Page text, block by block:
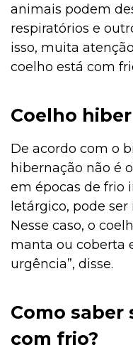
animais podem
respiratórios e
isso, muita
coelho está com
Coelho
De acordo com o
hibernação não é
em épocas de frio
letárgico, pode
Nesse caso, o
manta ou coberta
urgência”, disse.
Como saber
com frio?